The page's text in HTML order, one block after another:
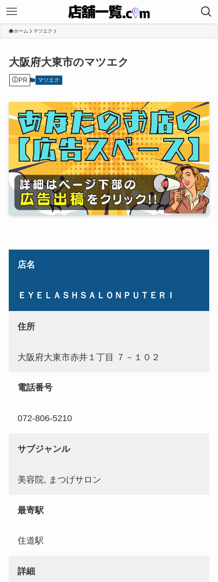
ホーム マツエク
大阪府大東市のマツエク
PR マツエク
店名
ＥＹＥＬＡＳＨＳＡＬＯＮＰＵＴＥＲＩ
住所
大阪府大東市赤井１丁目 ７－１０２
電話番号
072-806-5210
サブジャンル
美容院, まつげサロン
最寄駅
住道駅
詳細